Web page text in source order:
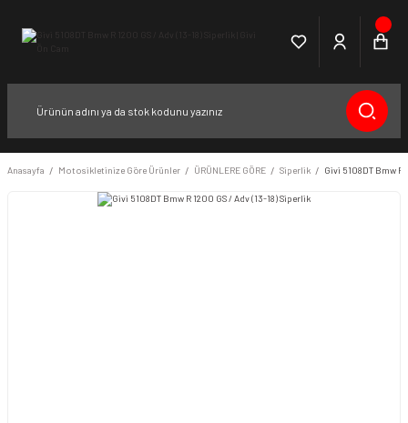
Anasayfa Motosikletinize Göre Ürünler ÜRÜNLERE GÖRE Siperlik Givi 5108DT Bmw R